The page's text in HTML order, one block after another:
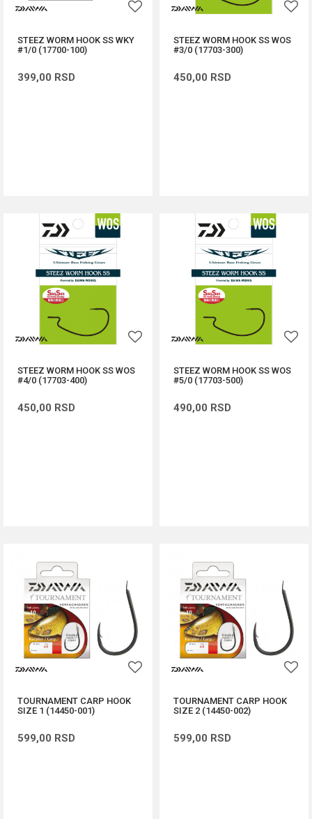
STEEZ WORM HOOK SS WKY
#1/0 (17700-100)
399,00 RSD
STEEZ WORM HOOK SS WOS
#3/0 (17703-300)
450,00 RSD
STEEZ WORM HOOK SS WOS
#4/0 (17703-400)
450,00 RSD
STEEZ WORM HOOK SS WOS
#5/0 (17703-500)
490,00 RSD
TOURNAMENT CARP HOOK
SIZE 1 (14450-001)
599,00 RSD
TOURNAMENT CARP HOOK
SIZE 2 (14450-002)
599,00 RSD